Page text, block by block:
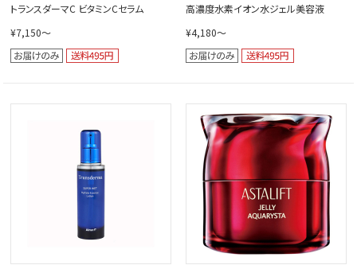
トランスダーマC ビタミンCセラム
¥7,150～
高濃度水素イオン水ジェル美容液
¥4,180～